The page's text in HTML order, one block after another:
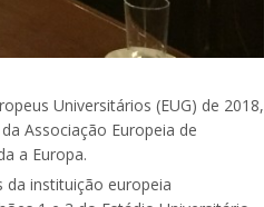
Universitários (EUG) de 2018,
Associação Europeia de
a Europa.
da instituição europeia